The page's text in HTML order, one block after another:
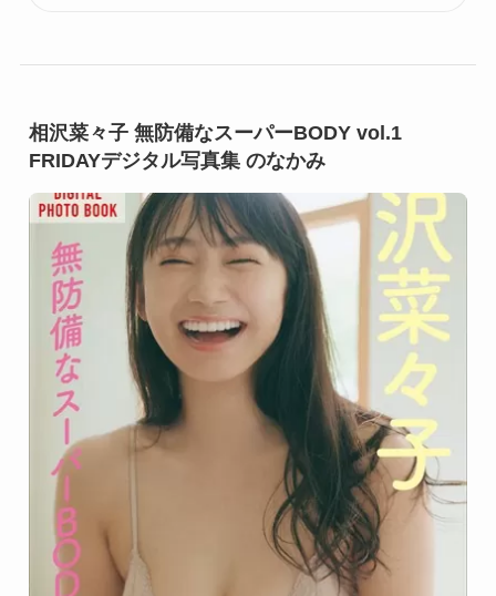
相沢菜々子 無防備なスーパーBODY vol.1
FRIDAYデジタル写真集 のなかみ